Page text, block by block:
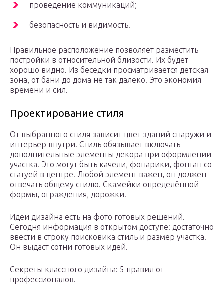
проведение коммуникаций;
безопасность и видимость.
Правильное расположение позволяет разместить
постройки в относительной близости. Их будет
хорошо видно. Из беседки просматривается детская
зона, от бани до дома не так далеко. Это экономия
времени и сил.
Проектирование стиля
От выбранного стиля зависит цвет зданий снаружи и
интерьер внутри. Стиль обязывает включать
дополнительные элементы декора при оформлении
участка. Это могут быть качели, фонарики, фонтан со
статуей в центре. Любой элемент важен, он должен
отвечать общему стилю. Скамейки определённой
формы, ограждения, дорожки.
Идеи дизайна есть на фото готовых решений.
Сегодня информация в открытом доступе: достаточно
ввести в строку поисковика стиль и размер участка.
Он выдаст сотни готовых идей.
Секреты классного дизайна: 5 правил от
профессионалов.